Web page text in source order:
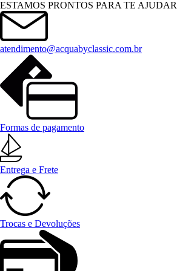
ESTAMOS PRONTOS PARA TE AJUDAR
atendimento@acquabyclassic.com.br
Formas de pagamento
Entrega e Frete
Trocas e Devoluções